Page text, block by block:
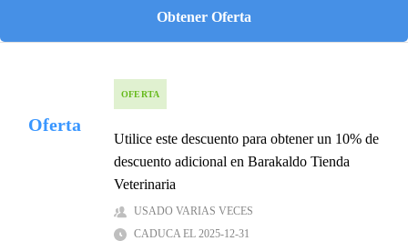
Obtener Oferta
Oferta
OFERTA
Utilice este descuento para obtener un 10% de
descuento adicional en Barakaldo Tienda
Veterinaria
USADO VARIAS VECES
CADUCA EL 2025-12-31